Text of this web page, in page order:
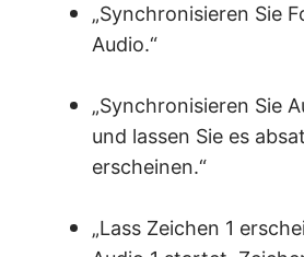
„Synchronisieren Sie
Audio.“
„Synchronisieren Sie
und lassen Sie es
erscheinen.“
„Lass Zeichen 1